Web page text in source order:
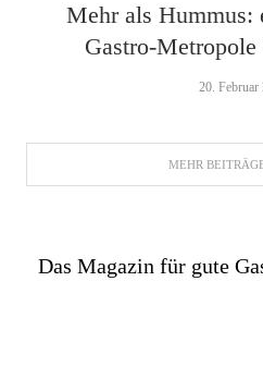
Mehr als Hummus:
Gastro-
20. Februar
MEHR
Das Magazin für gute